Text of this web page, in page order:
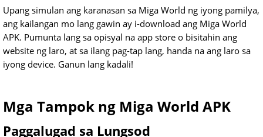
Upang simulan ang karanasan sa Miga World ng iyong pamilya,
ang kailangan mo lang gawin ay i-download ang Miga World
APK. Pumunta lang sa opisyal na app store o bisitahin ang
website ng laro, at sa ilang pag-tap lang, handa na ang laro sa
iyong device. Ganun lang kadali!
Mga Tampok ng Miga World APK
Paggalugad sa Lungsod